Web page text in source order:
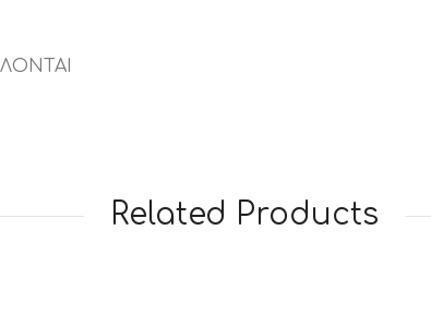
Related Products